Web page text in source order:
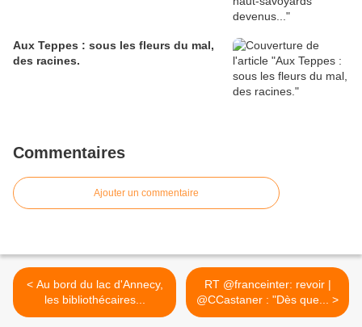
Aux Teppes : sous les fleurs du mal,
des racines.
Commentaires
Ajouter un commentaire
< Au bord du lac d'Annecy,
les bibliothécaires...
RT @franceinter: revoir |
@CCastaner : "Dès que... >